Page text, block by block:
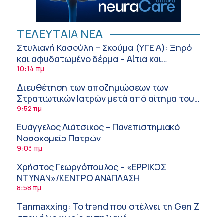
ΤΕΛΕΥΤΑΙΑ ΝΕΑ
Στυλιανή Κασούλη – Σκούμα (ΥΓΕΙΑ): Ξηρό
και αφυδατωμένο δέρμα – Αίτια και
αντιμετώπιση
10:14 πμ
Διευθέτηση των αποζημιώσεων των
Στρατιωτικών Ιατρών μετά από αίτημα του
ΙΣΑ
9:52 πμ
Ευάγγελος Λιάτσικος – Πανεπιστημιακό
Νοσοκομείο Πατρών
9:03 πμ
Χρήστος Γεωργόπουλος – «ΕΡΡΙΚΟΣ
ΝΤΥΝΑΝ»/ΚΕΝΤΡΟ ΑΝΑΠΛΑΣΗ
8:58 πμ
Tanmaxxing: To trend που στέλνει τη Gen Z